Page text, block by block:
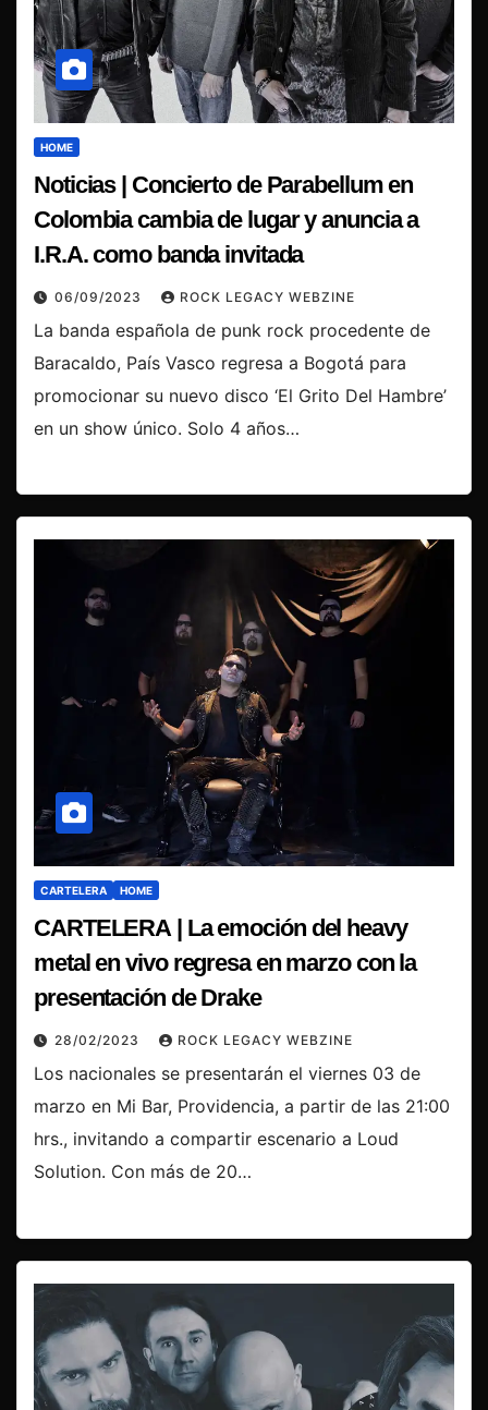
HOME
Noticias | Concierto de Parabellum en
Colombia cambia de lugar y anuncia a
I.R.A. como banda invitada
06/09/2023 ROCK LEGACY WEBZINE
La banda española de punk rock procedente de
Baracaldo, País Vasco regresa a Bogotá para
promocionar su nuevo disco ‘El Grito Del Hambre’
en un show único. Solo 4 años…
CARTELERA HOME
CARTELERA | La emoción del heavy
metal en vivo regresa en marzo con la
presentación de Drake
28/02/2023 ROCK LEGACY WEBZINE
Los nacionales se presentarán el viernes 03 de
marzo en Mi Bar, Providencia, a partir de las 21:00
hrs., invitando a compartir escenario a Loud
Solution. Con más de 20…